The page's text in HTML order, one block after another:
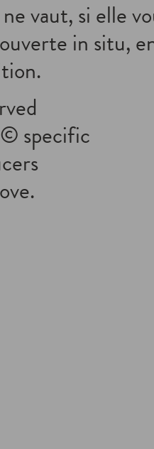
vaut, si elle
in situ,
specific